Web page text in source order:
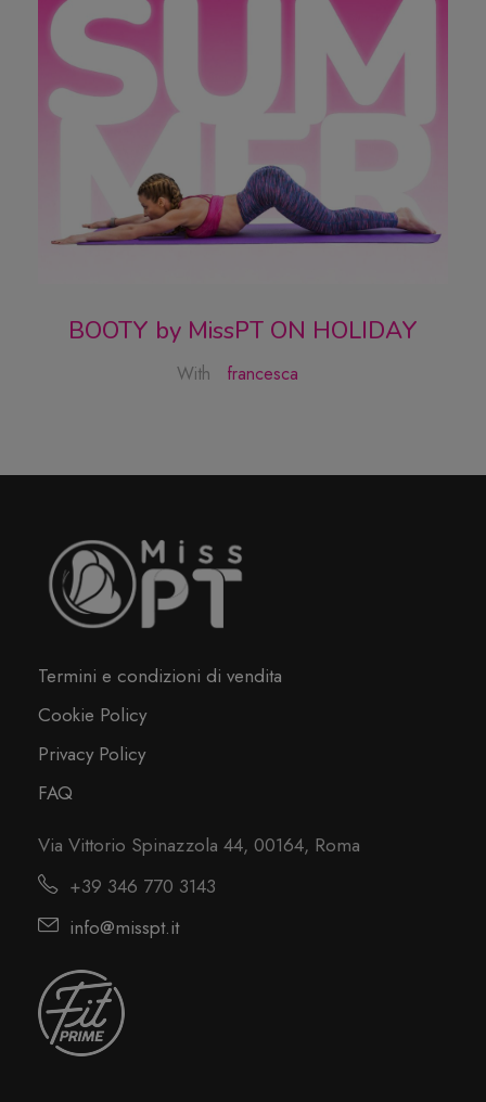
BOOTY by MissPT ON HOLIDAY
With francesca
Termini e condizioni di vendita
Cookie Policy
Privacy Policy
FAQ
Via Vittorio Spinazzola 44, 00164, Roma
+39 346 770 3143
info@misspt.it